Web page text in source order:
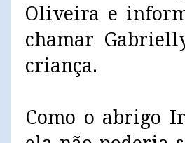
Oliveira e
chamar
criança.
Como o abrigo